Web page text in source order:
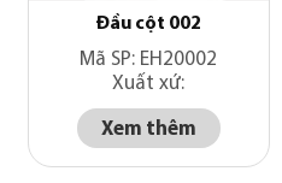
Đầu cột 002
Mã SP: EH20002
Xuất xứ:
Xem thêm